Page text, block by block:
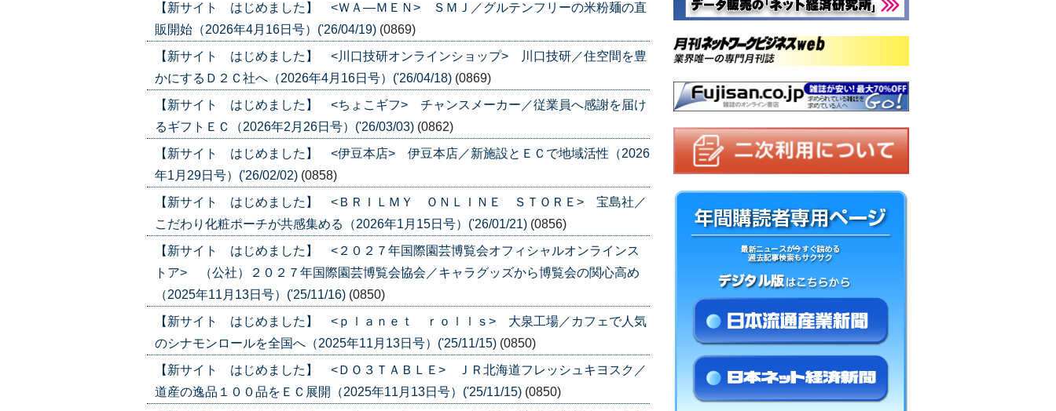
【新サイト はじめました】 <ＷＡ―ＭＥＮ> ＳＭＪ／グルテンフリーの米粉麺の直
販開始（2026年4月16日号）('26/04/19) (0869)
【新サイト はじめました】 <川口技研オンラインショップ> 川口技研／住空間を豊
かにするＤ２Ｃ社へ（2026年4月16日号）('26/04/18) (0869)
【新サイト はじめました】 <ちょこギフ> チャンスメーカー／従業員へ感謝を届け
るギフトＥＣ（2026年2月26日号）('26/03/03) (0862)
【新サイト はじめました】 <伊豆本店> 伊豆本店／新施設とＥＣで地域活性（2026
年1月29日号）('26/02/02) (0858)
【新サイト はじめました】 <ＢＲＩＬＭＹ ＯＮＬＩＮＥ ＳＴＯＲＥ> 宝島社／
こだわり化粧ポーチが共感集める（2026年1月15日号）('26/01/21) (0856)
【新サイト はじめました】 <２０２７年国際園芸博覧会オフィシャルオンラインス
トア> （公社）２０２７年国際園芸博覧会協会／キャラグッズから博覧会の関心高め
（2025年11月13日号）('25/11/16) (0850)
【新サイト はじめました】 <ｐｌａｎｅｔ ｒｏｌｌｓ> 大泉工場／カフェで人気
のシナモンロールを全国へ（2025年11月13日号）('25/11/15) (0850)
【新サイト はじめました】 <ＤＯ３ＴＡＢＬＥ> ＪＲ北海道フレッシュキヨスク／
道産の逸品１００品をＥＣ展開（2025年11月13日号）('25/11/15) (0850)